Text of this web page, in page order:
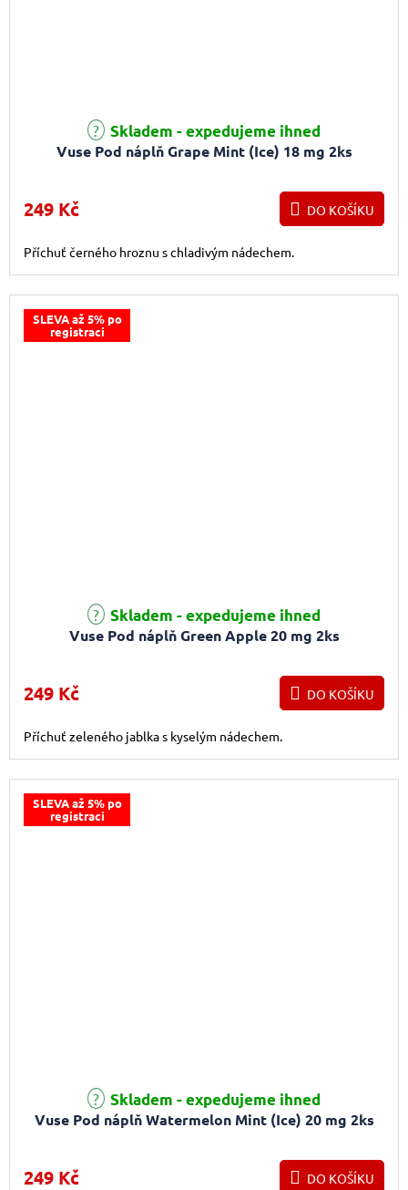
Vuse Pod náplň Grape Mint (Ice) 18 mg 2ks
Průměrné hodnocení produktu je 5,0 z 5 hvězdiček.
Skladem - expedujeme ihned
249 Kč DO KOŠÍKU
Příchuť černého hroznu s chladivým nádechem.
SLEVA až 5% po
registraci
Vuse Pod náplň Green Apple 20 mg 2ks
Průměrné hodnocení produktu je 5,0 z 5 hvězdiček.
Skladem - expedujeme ihned
249 Kč DO KOŠÍKU
Příchuť zeleného jablka s kyselým nádechem.
SLEVA až 5% po
registraci
Vuse Pod náplň Watermelon Mint (Ice) 20 mg 2ks
Průměrné hodnocení produktu je 5,0 z 5 hvězdiček.
Skladem - expedujeme ihned
249 Kč DO KOŠÍKU